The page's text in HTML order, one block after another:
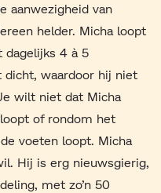
aanwezigheid van
helder. Micha loopt
dagelijks 4 à 5
dicht, waardoor hij niet
wilt niet dat Micha
of rondom het
voeten loopt. Micha
Hij is erg nieuwsgierig,
met zo’n 50